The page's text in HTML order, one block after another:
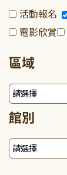
活動報名
電影欣賞
區域
館別